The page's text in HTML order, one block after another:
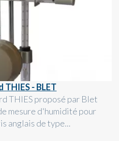
- BLET
THIES proposé par Blet
mesure d'humidité pour
anglais de type...